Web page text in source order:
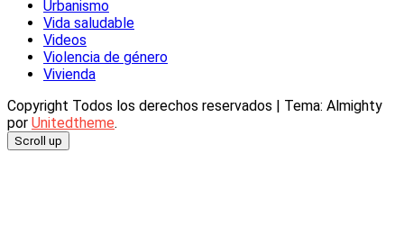
Urbanismo
Vida saludable
Videos
Violencia de género
Vivienda
Copyright Todos los derechos reservados | Tema: Almighty
por Unitedtheme.
Scroll up